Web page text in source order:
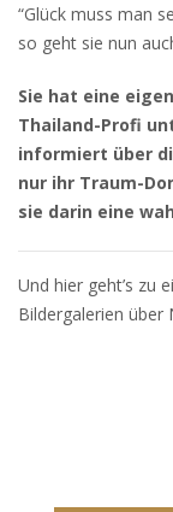
“Glück muss man
so geht sie nun
Sie hat eine
Thailand-Profi
informiert über
nur ihr Traum-
sie darin eine
Und hier geht’s zu
Bildergalerien über